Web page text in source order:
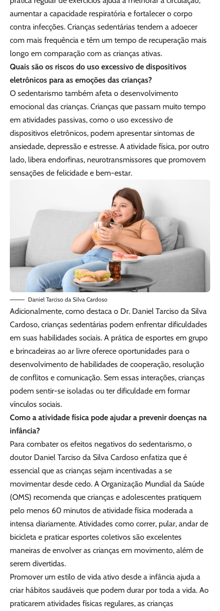
aumentar a capacidade respiratória e fortalecer o corpo
contra infecções. Crianças sedentárias tendem a adoecer
com mais frequência e têm um tempo de recuperação mais
longo em comparação com as crianças ativas.
Quais são os riscos do uso excessivo de dispositivos
eletrônicos para as emoções das crianças?
O sedentarismo também afeta o desenvolvimento
emocional das crianças. Crianças que passam muito tempo
em atividades passivas, como o uso excessivo de
dispositivos eletrônicos, podem apresentar sintomas de
ansiedade, depressão e estresse. A atividade física, por outro
lado, libera endorfinas, neurotransmissores que promovem
sensações de felicidade e bem-estar.
Daniel Tarciso da Silva Cardoso
Adicionalmente, como destaca o Dr. Daniel Tarciso da Silva
Cardoso, crianças sedentárias podem enfrentar dificuldades
em suas habilidades sociais. A prática de esportes em grupo
e brincadeiras ao ar livre oferece oportunidades para o
desenvolvimento de habilidades de cooperação, resolução
de conflitos e comunicação. Sem essas interações, crianças
podem sentir-se isoladas ou ter dificuldade em formar
vínculos sociais.
Como a atividade física pode ajudar a prevenir doenças na
infância?
Para combater os efeitos negativos do sedentarismo, o
doutor Daniel Tarciso da Silva Cardoso enfatiza que é
essencial que as crianças sejam incentivadas a se
movimentar desde cedo. A Organização Mundial da Saúde
(OMS) recomenda que crianças e adolescentes pratiquem
pelo menos 60 minutos de atividade física moderada a
intensa diariamente. Atividades como correr, pular, andar de
bicicleta e praticar esportes coletivos são excelentes
maneiras de envolver as crianças em movimento, além de
serem divertidas.
Promover um estilo de vida ativo desde a infância ajuda a
criar hábitos saudáveis que podem durar por toda a vida. Ao
praticarem atividades físicas regulares, as crianças